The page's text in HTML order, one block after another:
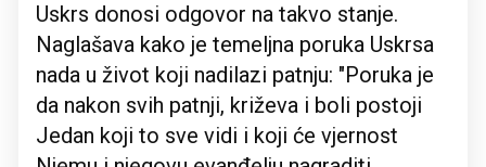
Uskrs donosi odgovor na takvo stanje.
Naglašava kako je temeljna poruka Uskrsa
nada u život koji nadilazi patnju: "Poruka je
da nakon svih patnji, križeva i boli postoji
Jedan koji to sve vidi i koji će vjernost